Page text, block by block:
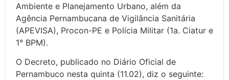
Ambiente e Planejamento Urbano, além da
Agência Pernambucana de Vigilância Sanitária
(APEVISA), Procon-PE e Polícia Militar (1a. Ciatur e
1° BPM).
O Decreto, publicado no Diário Oficial de
Pernambuco nesta quinta (11.02), diz o seguinte: